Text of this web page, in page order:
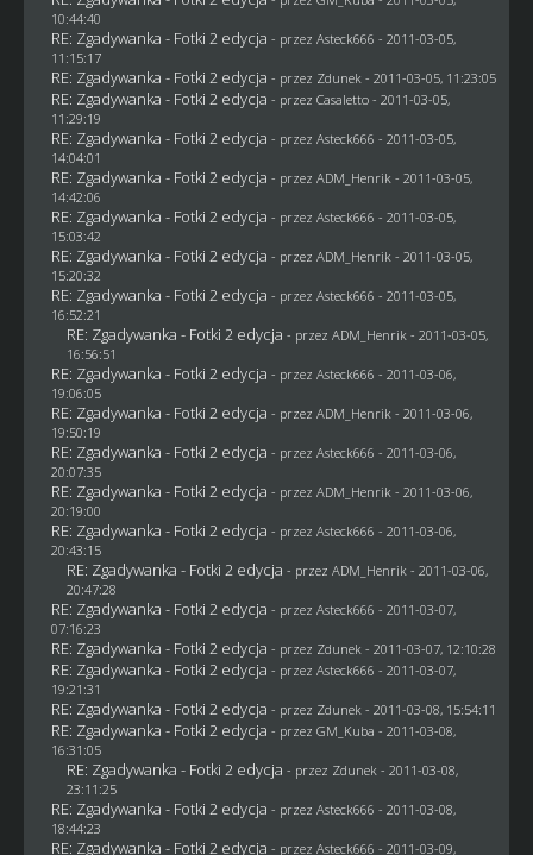
10:44:40
RE: Zgadywanka - Fotki 2 edycja - przez Asteck666 - 2011-03-05,
11:15:17
RE: Zgadywanka - Fotki 2 edycja - przez Zdunek - 2011-03-05, 11:23:05
RE: Zgadywanka - Fotki 2 edycja - przez Casaletto- 2011-03-05,
11:29:19
RE: Zgadywanka - Fotki 2 edycja - przez Asteck666 - 2011-03-05,
14:04:01
RE: Zgadywanka - Fotki 2 edycja - przez ADM_Henrik - 2011-03-05,
14:42:06
RE: Zgadywanka - Fotki 2 edycja - przez Asteck666 - 2011-03-05,
15:03:42
RE: Zgadywanka - Fotki 2 edycja - przez ADM_Henrik - 2011-03-05,
15:20:32
RE: Zgadywanka - Fotki 2 edycja - przez Asteck666 - 2011-03-05,
16:52:21
RE: Zgadywanka - Fotki 2 edycja - przez ADM_Henrik - 2011-03-05,
16:56:51
RE: Zgadywanka - Fotki 2 edycja - przez Asteck666 - 2011-03-06,
19:06:05
RE: Zgadywanka - Fotki 2 edycja - przez ADM_Henrik - 2011-03-06,
19:50:19
RE: Zgadywanka - Fotki 2 edycja - przez Asteck666 - 2011-03-06,
20:07:35
RE: Zgadywanka - Fotki 2 edycja - przez ADM_Henrik - 2011-03-06,
20:19:00
RE: Zgadywanka - Fotki 2 edycja - przez Asteck666 - 2011-03-06,
20:43:15
RE: Zgadywanka - Fotki 2 edycja - przez ADM_Henrik - 2011-03-06,
20:47:28
RE: Zgadywanka - Fotki 2 edycja - przez Asteck666 - 2011-03-07,
07:16:23
RE: Zgadywanka - Fotki 2 edycja - przez Zdunek - 2011-03-07, 12:10:28
RE: Zgadywanka - Fotki 2 edycja - przez Asteck666 - 2011-03-07,
19:21:31
RE: Zgadywanka - Fotki 2 edycja - przez Zdunek - 2011-03-08, 15:54:11
RE: Zgadywanka - Fotki 2 edycja - przez GM_Kuba - 2011-03-08,
16:31:05
RE: Zgadywanka - Fotki 2 edycja - przez Zdunek - 2011-03-08,
23:11:25
RE: Zgadywanka - Fotki 2 edycja - przez Asteck666 - 2011-03-08,
18:44:23
RE: Zgadywanka - Fotki 2 edycja - przez Asteck666 - 2011-03-09,